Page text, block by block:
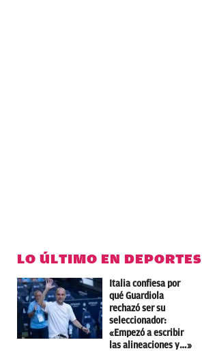
LO ÚLTIMO EN DEPORTES
Italia confiesa por
qué Guardiola
rechazó ser su
seleccionador:
«Empezó a escribir
las alineaciones y…»